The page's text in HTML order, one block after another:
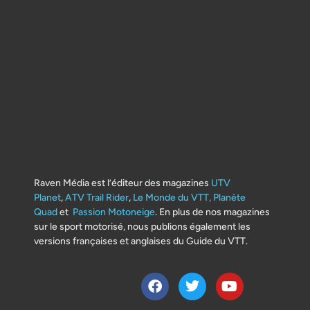
Raven Média est l’éditeur des magazines UTV
Planet,ATV Trail Rider, Le Monde du VTT, Planète
Quadet Passion Motoneige. En plus de nos magazines
sur le sport motorisé, nous publions également les
versions françaises et anglaises du Guide du VTT.